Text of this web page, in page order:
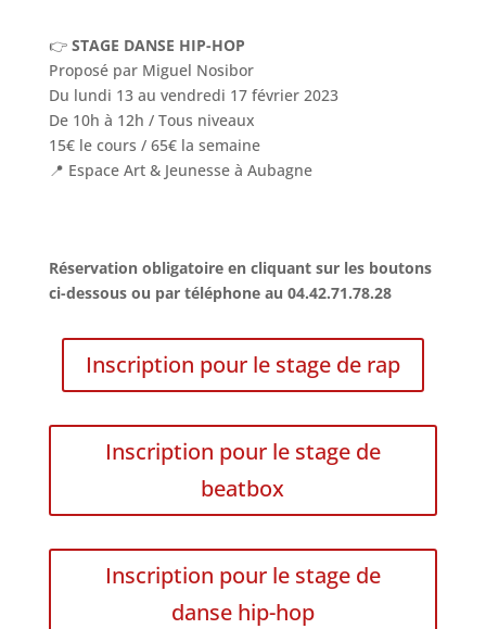
👉 STAGE DANSE HIP-HOP
Proposé par Miguel Nosibor
Du lundi 13 au vendredi 17 février 2023
De 10h à 12h / Tous niveaux
15€ le cours / 65€ la semaine
📍 Espace Art & Jeunesse à Aubagne
Réservation obligatoire en cliquant sur les boutons
ci-dessous ou par téléphone au 04.42.71.78.28
Inscription pour le stage de rap
Inscription pour le stage de
beatbox
Inscription pour le stage de
danse hip-hop